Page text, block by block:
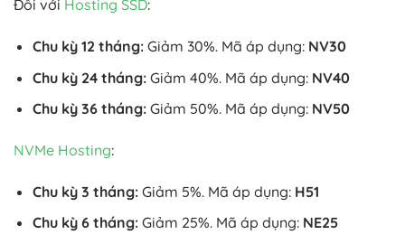
Đối với Hosting SSD:
Chu kỳ 12 tháng: Giảm 30%. Mã áp dụng:NV30
Chu kỳ 24 tháng: Giảm 40%. Mã áp dụng: NV40
Chu kỳ 36 tháng: Giảm 50%. Mã áp dụng:NV50
NVMe Hosting:
Chu kỳ 3 tháng:Giảm 5%. Mã áp dụng: H51
Chu kỳ 6 tháng:Giảm 25%. Mã áp dụng: NE25